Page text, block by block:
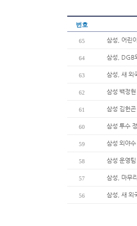
번호
65 삼성, 어린
64 삼성, DGB
63 삼성, 새 외
62 삼성 백정
61 삼성 김헌
60 삼성 투수
59 삼성 외야
58 삼성 운영
57 삼성, 마무
56 삼성, 새 외